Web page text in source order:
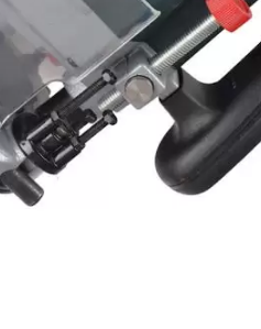
با بزرگ ترین پیج ابزار
abzar_bayat